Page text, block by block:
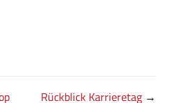
Rückblick Karrieretag →